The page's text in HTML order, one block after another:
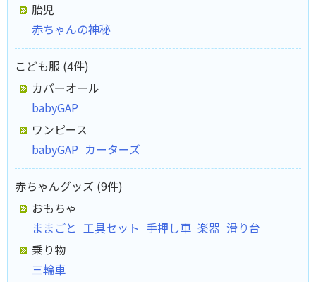
胎児
赤ちゃんの神秘
こども服 (4件)
カバーオール
babyGAP
ワンピース
babyGAP カーターズ
赤ちゃんグッズ (9件)
おもちゃ
ままごと 工具セット 手押し車 楽器 滑り台
乗り物
三輪車